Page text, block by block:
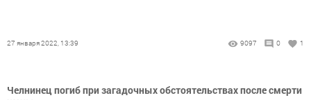
27 января 2022, 13:39 9097 0 1
Челнинец погиб при загадочных обстоятельствах после смерти